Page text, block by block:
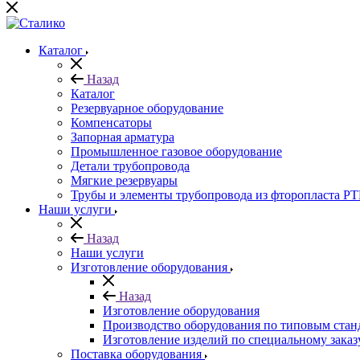
Каталог
Назад
Каталог
Резервуарное оборудование
Компенсаторы
Запорная арматура
Промышленное газовое оборудование
Детали трубопровода
Мягкие резервуары
Трубы и элементы трубопровода из фторопласта
Наши услуги
Назад
Наши услуги
Изготовление оборудования
Назад
Изготовление оборудования
Производство оборудования по типовым
Изготовление изделий по специальному
Поставка оборудования